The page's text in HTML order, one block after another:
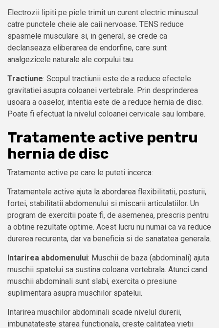
Electrozii lipiti pe piele trimit un curent electric minuscul
catre punctele cheie ale caii nervoase. TENS reduce
spasmele musculare si, in general, se crede ca
declanseaza eliberarea de endorfine, care sunt
analgezicele naturale ale corpului tau.
Tractiune: Scopul tractiunii este de a reduce efectele
gravitatiei asupra coloanei vertebrale. Prin desprinderea
usoara a oaselor, intentia este de a reduce hernia de disc.
Poate fi efectuat la nivelul coloanei cervicale sau lombare.
Tratamente active pentru
hernia de disc
Tratamente active pe care le puteti incerca:
Tratamentele active ajuta la abordarea flexibilitatii, posturii,
fortei, stabilitatii abdomenului si miscarii articulatiilor. Un
program de exercitii poate fi, de asemenea, prescris pentru
a obtine rezultate optime. Acest lucru nu numai ca va reduce
durerea recurenta, dar va beneficia si de sanatatea generala.
Intarirea abdomenului: Muschii de baza (abdominali) ajuta
muschii spatelui sa sustina coloana vertebrala. Atunci cand
muschii abdominali sunt slabi, exercita o presiune
suplimentara asupra muschilor spatelui.
Intarirea muschilor abdominali scade nivelul durerii,
imbunatateste starea functionala, creste calitatea vietii